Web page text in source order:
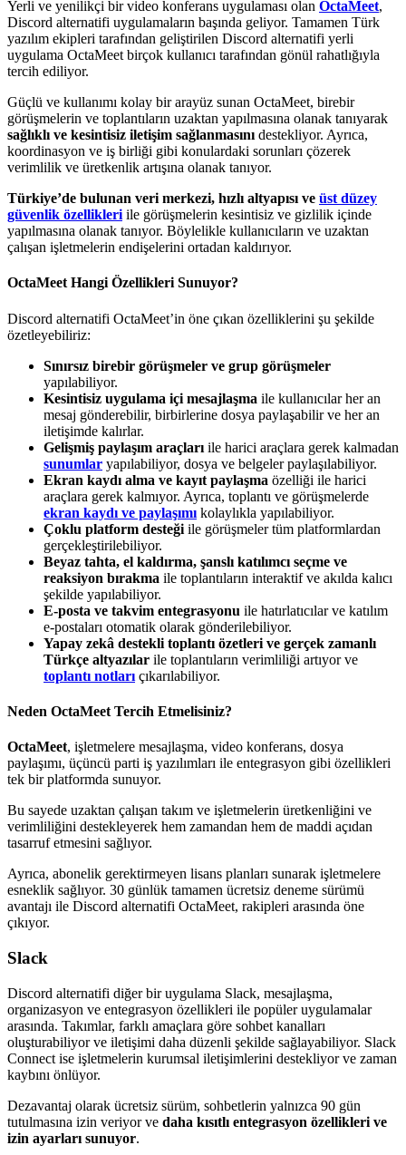
Yerli ve yenilikçi bir video konferans uygulaması olan OctaMeet,
Discord alternatifi uygulamaların başında geliyor. Tamamen Türk
yazılım ekipleri tarafından geliştirilen Discord alternatifi yerli
uygulama OctaMeet birçok kullanıcı tarafından gönül rahatlığıyla
tercih ediliyor.
Güçlü ve kullanımı kolay bir arayüz sunan OctaMeet, birebir
görüşmelerin ve toplantıların uzaktan yapılmasına olanak tanıyarak
sağlıklı ve kesintisiz iletişim sağlanmasını destekliyor. Ayrıca,
koordinasyon ve iş birliği gibi konulardaki sorunları çözerek
verimlilik ve üretkenlik artışına olanak tanıyor.
Türkiye’de bulunan veri merkezi, hızlı altyapısı ve üst düzey
güvenlik özellikleri ile görüşmelerin kesintisiz ve gizlilik içinde
yapılmasına olanak tanıyor. Böylelikle kullanıcıların ve uzaktan
çalışan işletmelerin endişelerini ortadan kaldırıyor.
OctaMeet Hangi Özellikleri Sunuyor?
Discord alternatifi OctaMeet’in öne çıkan özelliklerini şu şekilde
özetleyebiliriz:
Sınırsız birebir görüşmeler ve grup görüşmeler
yapılabiliyor.
Kesintisiz uygulama içi mesajlaşma ile kullanıcılar her an
mesaj gönderebilir, birbirlerine dosya paylaşabilir ve her an
iletişimde kalırlar.
Gelişmiş paylaşım araçları ile harici araçlara gerek kalmadan
sunumlar yapılabiliyor, dosya ve belgeler paylaşılabiliyor.
Ekran kaydı alma ve kayıt paylaşma özelliği ile harici
araçlara gerek kalmıyor. Ayrıca, toplantı ve görüşmelerde
ekran kaydı ve paylaşımı kolaylıkla yapılabiliyor.
Çoklu platform desteği ile görüşmeler tüm platformlardan
gerçekleştirilebiliyor.
Beyaz tahta, el kaldırma, şanslı katılımcı seçme ve
reaksiyon bırakma ile toplantıların interaktif ve akılda kalıcı
şekilde yapılabiliyor.
E-posta ve takvim entegrasyonu ile hatırlatıcılar ve katılım
e-postaları otomatik olarak gönderilebiliyor.
Yapay zekâ destekli toplantı özetleri ve gerçek zamanlı
Türkçe altyazılar ile toplantıların verimliliği artıyor ve
toplantı notları çıkarılabiliyor.
Neden OctaMeet Tercih Etmelisiniz?
OctaMeet, işletmelere mesajlaşma, video konferans, dosya
paylaşımı, üçüncü parti iş yazılımları ile entegrasyon gibi özellikleri
tek bir platformda sunuyor.
Bu sayede uzaktan çalışan takım ve işletmelerin üretkenliğini ve
verimliliğini destekleyerek hem zamandan hem de maddi açıdan
tasarruf etmesini sağlıyor.
Ayrıca, abonelik gerektirmeyen lisans planları sunarak işletmelere
esneklik sağlıyor. 30 günlük tamamen ücretsiz deneme sürümü
avantajı ile Discord alternatifi OctaMeet, rakipleri arasında öne
çıkıyor.
Slack
Discord alternatifi diğer bir uygulama Slack, mesajlaşma,
organizasyon ve entegrasyon özellikleri ile popüler uygulamalar
arasında. Takımlar, farklı amaçlara göre sohbet kanalları
oluşturabiliyor ve iletişimi daha düzenli şekilde sağlayabiliyor. Slack
Connect ise işletmelerin kurumsal iletişimlerini destekliyor ve zaman
kaybını önlüyor.
Dezavantaj olarak ücretsiz sürüm, sohbetlerin yalnızca 90 gün
tutulmasına izin veriyor ve daha kısıtlı entegrasyon özellikleri ve
izin ayarları sunuyor.